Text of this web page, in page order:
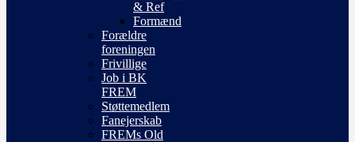
& Ref
Formænd
Forældre
foreningen
Frivillige
Job i BK
FREM
Støttemedlem
Fanejerskab
FREMs Old